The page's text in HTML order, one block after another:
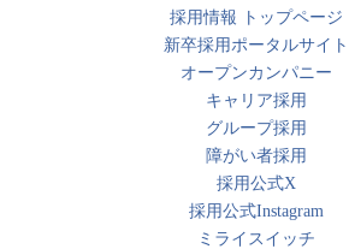
採用情報 トップページ
新卒採用ポータルサイト
オープンカンパニー
キャリア採用
グループ採用
障がい者採用
採用公式X
採用公式Instagram
ミライスイッチ